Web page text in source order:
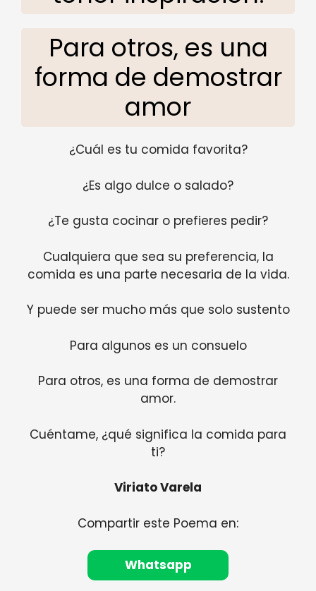
Para otros, es una
forma de demostrar
amor
¿Cuál es tu comida favorita?
¿Es algo dulce o salado?
¿Te gusta cocinar o prefieres pedir?
Cualquiera que sea su preferencia, la
comida es una parte necesaria de la vida.
Y puede ser mucho más que solo sustento
Para algunos es un consuelo
Para otros, es una forma de demostrar
amor.
Cuéntame, ¿qué significa la comida para
ti?
Viriato Varela
Compartir este Poema en:
Whatsapp